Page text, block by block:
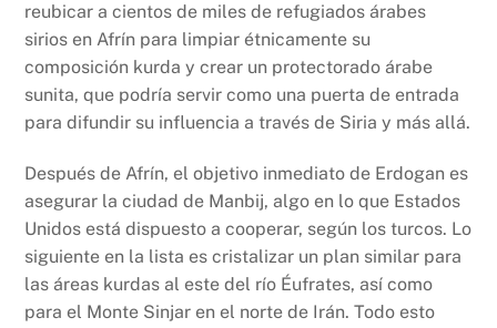
reubicar a cientos de miles de refugiados árabes
sirios en Afrín para limpiar étnicamente su
composición kurda y crear un protectorado árabe
sunita, que podría servir como una puerta de entrada
para difundir su influencia a través de Siria y más allá.
Después de Afrín, el objetivo inmediato de Erdogan es
asegurar la ciudad de Manbij, algo en lo que Estados
Unidos está dispuesto a cooperar, según los turcos. Lo
siguiente en la lista es cristalizar un plan similar para
las áreas kurdas al este del río Éufrates, así como
para el Monte Sinjar en el norte de Irán. Todo esto